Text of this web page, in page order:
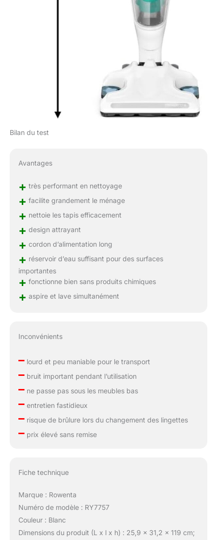
Bilan du test
Avantages
+ très performant en nettoyage
+ facilite grandement le ménage
+ nettoie les tapis efficacement
+ design attrayant
+ cordon d’alimentation long
+ réservoir d’eau suffisant pour des surfaces
importantes
+ fonctionne bien sans produits chimiques
+ aspire et lave simultanément
Inconvénients
–lourd et peu maniable pour le transport
–bruit important pendant l’utilisation
–ne passe pas sous les meubles bas
–entretien fastidieux
–risque de brûlure lors du changement des lingettes
–prix élevé sans remise
Fiche technique
Marque : Rowenta
Numéro de modèle : RY7757
Couleur : Blanc
Dimensions du produit (L x l x h) : 25,9 x 31,2 x 119 cm;